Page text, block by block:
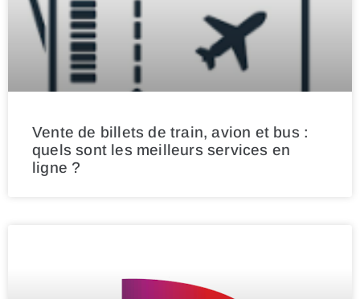
Vente de billets de train, avion et bus :
quels sont les meilleurs services en
ligne ?